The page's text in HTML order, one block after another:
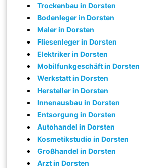
Trockenbau in Dorsten
Bodenleger in Dorsten
Maler in Dorsten
Fliesenleger in Dorsten
Elektriker in Dorsten
Mobilfunkgeschäft in Dorsten
Werkstatt in Dorsten
Hersteller in Dorsten
Innenausbau in Dorsten
Entsorgung in Dorsten
Autohandel in Dorsten
Kosmetikstudio in Dorsten
Großhandel in Dorsten
Arzt in Dorsten